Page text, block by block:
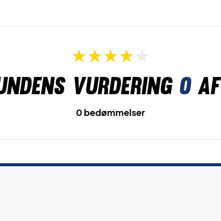
vurdering 0af
0 bedømmelser